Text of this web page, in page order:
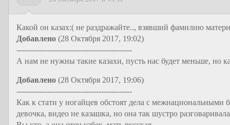
Какой он казах:( не раздражайте.., взявший фамилию
Добавлено (28 Октября 2017, 19:02)
---------------------------------------------
А нам не нужны такие казахи, пусть нас будет меньше, но
Добавлено (28 Октября 2017, 19:06)
---------------------------------------------
Как к стати у ногайцев обстоят дела с межнациональными
девочка, видео не казашка, но она так шустро